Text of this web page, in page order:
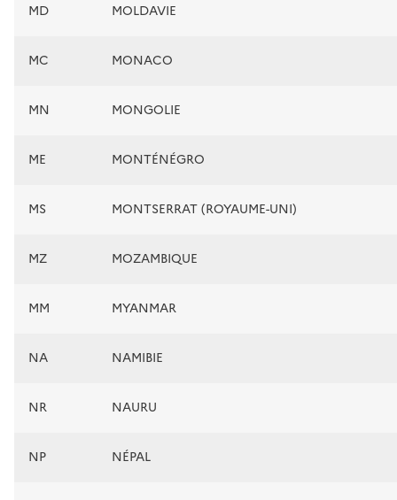
MD MOLDAVIE
MC MONACO
MN MONGOLIE
ME MONTÉNÉGRO
MS MONTSERRAT (ROYAUME-UNI)
MZ MOZAMBIQUE
MM MYANMAR
NA NAMIBIE
NR NAURU
NP NÉPAL